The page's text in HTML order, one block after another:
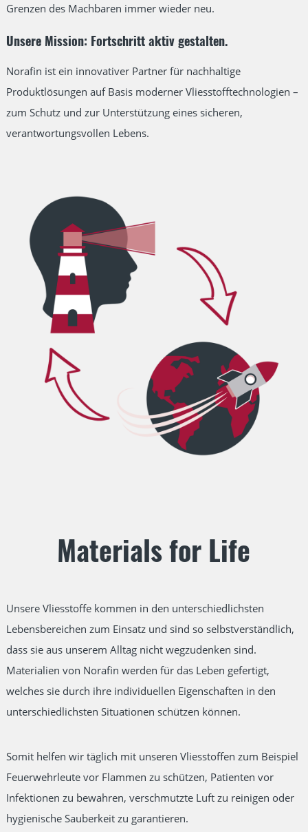
Grenzen des Machbaren immer wieder neu.
Unsere Mission: Fortschritt aktiv gestalten.
Norafin ist ein innovativer Partner für nachhaltige
Produktlösungen auf Basis moderner Vliesstofftechnologien –
zum Schutz und zur Unterstützung eines sicheren,
verantwortungsvollen Lebens.
Materials for Life
Unsere Vliesstoffe kommen in den unterschiedlichsten
Lebensbereichen zum Einsatz und sind so selbstverständlich,
dass sie aus unserem Alltag nicht wegzudenken sind.
Materialien von Norafin werden für das Leben gefertigt,
welches sie durch ihre individuellen Eigenschaften in den
unterschiedlichsten Situationen schützen können.
Somit helfen wir täglich mit unseren Vliesstoffen zum Beispiel
Feuerwehrleute vor Flammen zu schützen, Patienten vor
Infektionen zu bewahren, verschmutzte Luft zu reinigen oder
hygienische Sauberkeit zu garantieren.